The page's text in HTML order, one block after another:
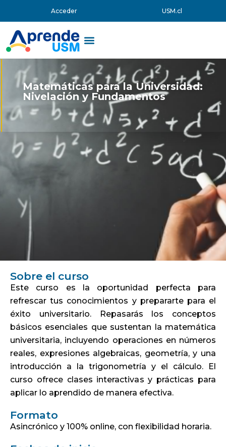
Acceder USM.cl
Matemáticas para la Universidad:
Nivelación y Fundamentos
Sobre el curso
Este curso es la oportunidad perfecta para
refrescar tus conocimientos y prepararte para el
éxito universitario. Repasarás los conceptos
básicos esenciales que sustentan la matemática
universitaria, incluyendo operaciones en números
reales, expresiones algebraicas, geometría, y una
introducción a la trigonometría y el cálculo. El
curso ofrece clases interactivas y prácticas para
aplicar lo aprendido de manera efectiva.
Formato
Asincrónico y 100% online, con flexibilidad horaria.